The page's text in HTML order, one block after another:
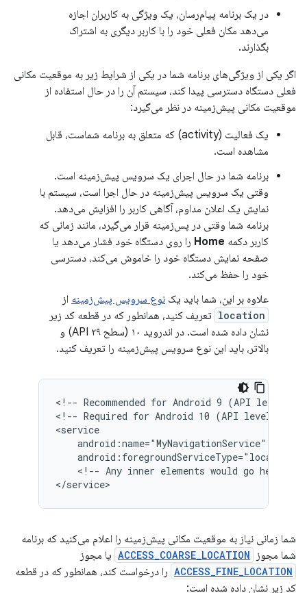
در یک برنامه پیام‌رسان، یک ویژگی به کاربران اجازه
می‌دهد مکان فعلی خود را با کاربر دیگری به اشتراک
بگذارند.
اگر یکی از ویژگی‌های برنامه شما در یکی از شرایط زیر به موقعیت مکانی
فعلی دستگاه دسترسی پیدا کند، سیستم آن را در حال استفاده از
موقعیت مکانی پیش‌زمینه در نظر می‌گیرد:
یک فعالیت (activity) که متعلق به برنامه شماست، قابل
مشاهده است.
برنامه شما در حال اجرای یک سرویس پیش‌زمینه است.
وقتی یک سرویس پیش‌زمینه در حال اجرا است، سیستم با
نمایش یک اعلان مداوم، آگاهی کاربر را افزایش می‌دهد.
برنامه شما وقتی در پس‌زمینه قرار می‌گیرد، مانند زمانی که
کاربر دکمه Home را روی دستگاه خود فشار می‌دهد یا
صفحه نمایش دستگاه خود را خاموش می‌کند، دسترسی
خود را حفظ می‌کند.
علاوه بر این، شما باید یک نوع سرویس پیش‌زمینه از
location تعریف کنید، همانطور که در قطعه کد زیر
نشان داده شده است. در اندروید ۱۰ (سطح API ۲۹) و
بالاتر، باید این نوع سرویس پیش‌زمینه را تعریف کنید.
<!-- Recommended for Android 9 (API level
<!-- Required for Android 10 (API level
android:foregroundServiceType="location"
<!-- Any inner elements would go here.
شما زمانی نیاز به موقعیت مکانی پیش‌زمینه را اعلام می‌کنید که برنامه
شما مجوز
ACCESS_COARSE_LOCATION یا مجوز
ACCESS_FINE_LOCATION را درخواست کند، همانطور که در قطعه
کد زیر نشان داده شده است: